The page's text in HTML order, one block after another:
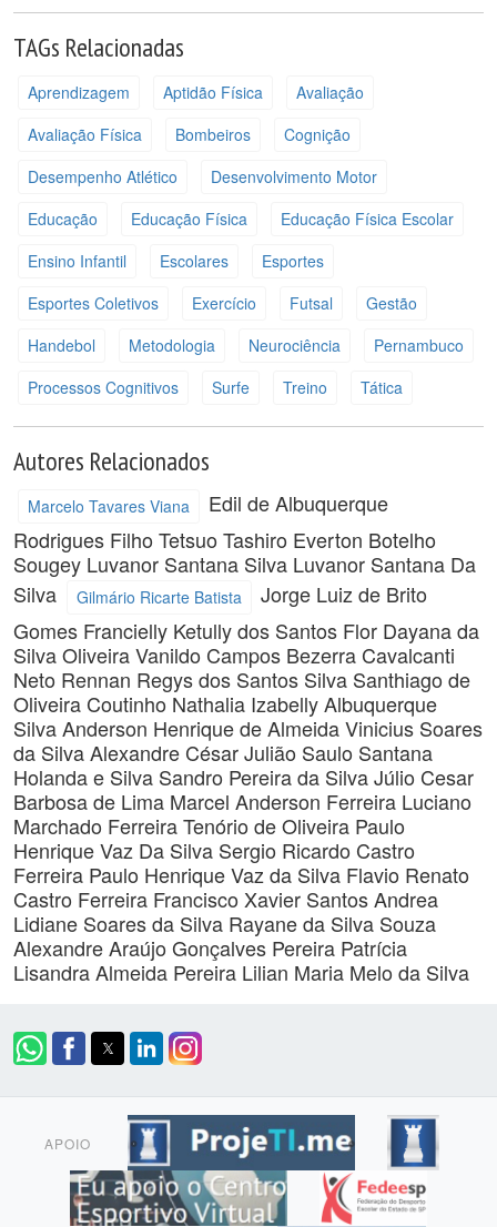
TAGs Relacionadas
Aprendizagem Aptidão Física
Avaliação
Avaliação Física
Bombeiros
Cognição
Desempenho Atlético
Desenvolvimento Motor
Educação
Educação Física
Educação Física Escolar
Ensino Infantil
Escolares
Esportes
Esportes Coletivos
Exercício Futsal
Gestão
Handebol
Metodologia Neurociência
Pernambuco
Processos Cognitivos
Surfe Treino Tática
Autores Relacionados
Marcelo Tavares Viana
Edil de Albuquerque
Rodrigues Filho Tetsuo Tashiro Everton Botelho
Sougey Luvanor Santana Silva Luvanor Santana Da
Silva
Gilmário Ricarte Batista
Jorge Luiz de Brito
Gomes Francielly Ketully dos Santos Flor Dayana da
Silva OliveiraVanildo Campos Bezerra Cavalcanti
Neto Rennan Regys dos Santos Silva Santhiago de
Oliveira Coutinho Nathalia Izabelly Albuquerque
SilvaAnderson Henrique de AlmeidaVinicius Soares
da SilvaAlexandre César Julião Saulo Santana
Holanda e Silva Sandro Pereira da SilvaJúlio Cesar
Barbosa de Lima Marcel Anderson Ferreira Luciano
Marchado Ferreira Tenório de Oliveira Paulo
Henrique Vaz Da Silva Sergio Ricardo Castro
Ferreira Paulo Henrique Vaz da Silva Flavio Renato
Castro Ferreira Francisco Xavier SantosAndrea
Lidiane Soares da Silva Rayane da Silva Souza
Alexandre Araújo Gonçalves Pereira Patrícia
Lisandra Almeida Pereira Lilian Maria Melo da Silva
APOIO